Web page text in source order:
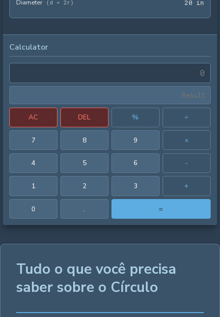
Diameter ( d = 2r ) 20 in
Calculator
AC DEL % ÷
7 8 9 ×
4 5 6 -
1 2 3 +
0 . =
Tudo o que você precisa
saber sobre o Círculo